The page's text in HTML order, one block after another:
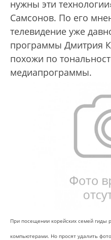
нужны эти
Самсонов. По его
телевидение уже
программы Дмитрия
похожи по
медиапрограммы.
При посещении корейских семей гиды
компьютерами. Но просят удалить